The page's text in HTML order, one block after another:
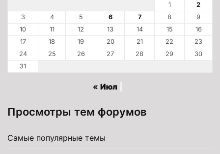
1
2
3
4 5 6 7 8
9
10
11 12 13 14 15
16
17
18 19 20 21 22
23
24
25 26 27 28 29
30
31
« Июл
Просмотры тем форумов
Самые популярные темы